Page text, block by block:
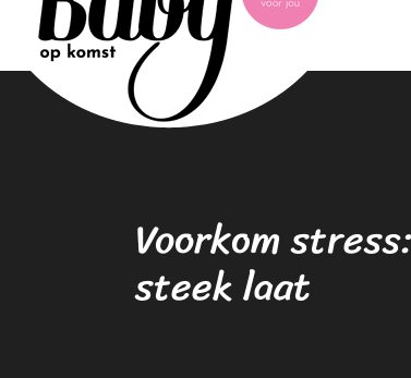
Voorkom
steek laat